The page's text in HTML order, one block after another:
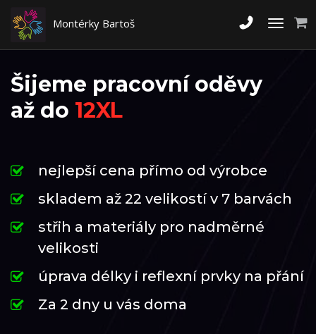
Toggle
Montérky Bartoš
Šijeme pracovní oděvy
až do 12XL
nejlepší cena přímo od výrobce
skladem až 22 velikostí v 7 barvách
střih a materiály pro nadměrné
velikosti
úprava délky i reflexní prvky na přání
Za 2 dny u vás doma